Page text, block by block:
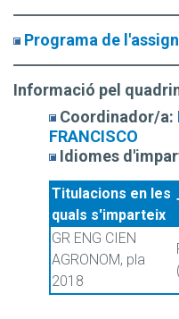
Programa de
Informació pel
Coordinador/a:
FRANCISCO
Idiomes
Titulacions en les
quals s'imparteix
GR ENG CIEN
AGRONOM, pla
2018